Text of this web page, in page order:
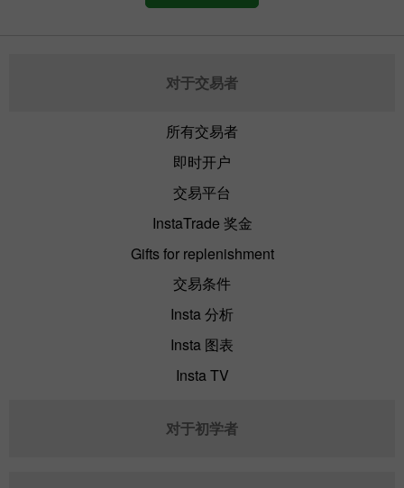
对于交易者
所有交易者
即时开户
交易平台
InstaTrade 奖金
Gifts for replenishment
交易条件
Insta 分析
Insta 图表
Insta TV
对于初学者